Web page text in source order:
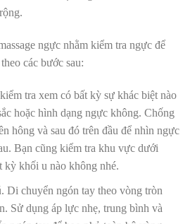
ngực nhằm kiểm tra ngực để
các bước sau:
tra xem có bất kỳ sự khác biệt nào
hoặc hình dạng ngực không. Chống
hông và sau đó trên đầu để nhìn ngực
Bạn cũng kiểm tra khu vực dưới
kỳ khối u nào không nhé.
Di chuyển ngón tay theo vòng tròn
Sử dụng áp lực nhẹ, trung bình và